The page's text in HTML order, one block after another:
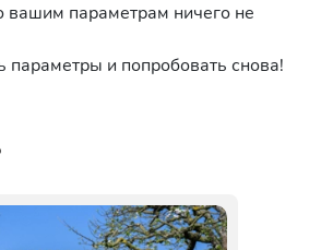
вашим параметрам ничего не
и попробовать снова!